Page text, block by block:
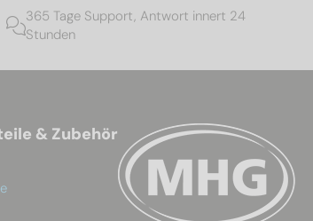
365 Tage Support, Antwort innert 24
Stunden
& Zubehör